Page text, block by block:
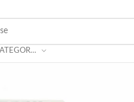
SELECTEAZĂ CATEGORIA